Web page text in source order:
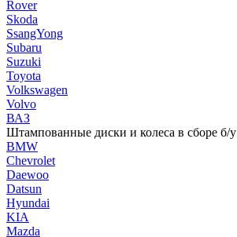
Rover
Skoda
SsangYong
Subaru
Suzuki
Toyota
Volkswagen
Volvo
ВАЗ
Штампованные диски и колеса в сборе б/у
BMW
Chevrolet
Daewoo
Datsun
Hyundai
KIA
Mazda